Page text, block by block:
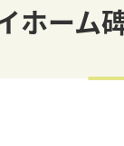
ホーム